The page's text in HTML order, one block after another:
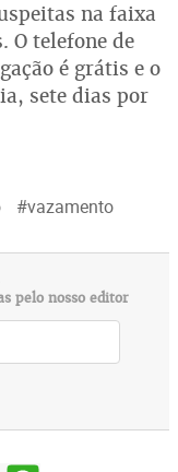
na faixa
O telefone de
é grátis e o
sete dias por
#vazamento
pelo nosso editor